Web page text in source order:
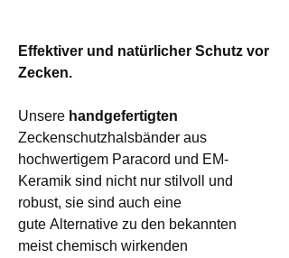
Effektiver und natürlicher Schutz vor
Zecken.
Unsere handgefertigten
Zeckenschutzhalsbänder aus
hochwertigem Paracord und EM-
Keramik sind nicht nur stilvoll und
robust, sie sind auch eine
gute Alternative zu den bekannten
meist chemisch wirkenden